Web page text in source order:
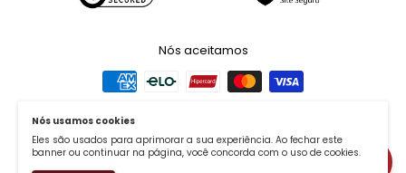
Nós aceitamos
Métodos de Envio
Nós usamos cookies
Eles são usados para aprimorar a sua experiência. Ao fechar este
banner ou continuar na página, você concorda com o uso de cookies.